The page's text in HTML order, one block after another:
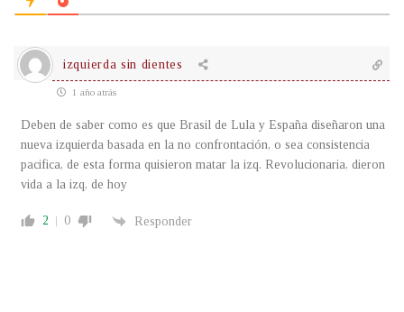
izquierda sin dientes
1 año atrás
Deben de saber como es que Brasil de Lula y España diseñaron una
nueva izquierda basada en la no confrontación, o sea consistencia
pacifica, de esta forma quisieron matar la izq. Revolucionaria, dieron
vida a la izq, de hoy
2 0 Responder